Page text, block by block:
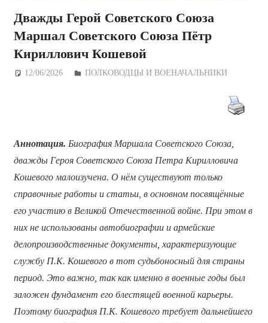
Дважды Герой Советского Союза
Маршал Советского Союза Пётр
Кириллович Кошевой
12/06/2026 Дежурный по Редакции
ПОЛКОВОДЦЫ И ВОЕНАЧАЛЬНИКИ
Аннотация. Биография Маршала Советского Союза,
дважды Героя Советского Союза Петра Кирилловича
Кошевого малоизучена. О нём существуют только
справочные работы и статьи, в основном посвящённые
его участию в Великой Отечественной войне. При этом в
них не использованы автобиографии и армейские
делопроизводственные документы, характеризующие
службу П.К. Кошевого в тот судьбоносный для страны
период. Это важно, так как именно в военные годы был
заложен фундамент его блестящей военной карьеры.
Поэтому биография П.К. Кошевого требует дальнейшего